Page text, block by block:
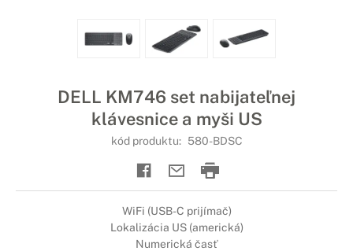
DELL KM746 set nabijateľnej
klávesnice a myši US
kód produktu: 580-BDSC
WiFi (USB-C prijímač)
Lokalizácia US (americká)
Numerická časť